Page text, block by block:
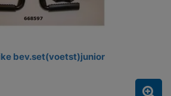
bev.set(voetst)junior